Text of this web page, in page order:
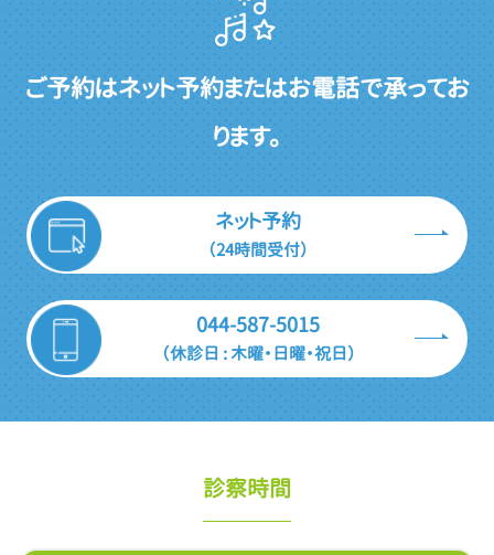
ご予約はネット予約またはお電話で承ってお
ります。
ネット予約
（24時間受付）
044-587-5015
（休診日 : 木曜・日曜・祝日）
診察時間